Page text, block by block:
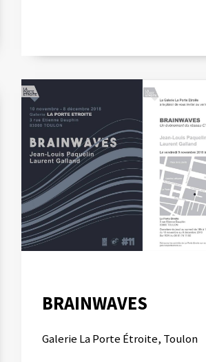
BRAINWAVES
Galerie La Porte Étroite, Toulon